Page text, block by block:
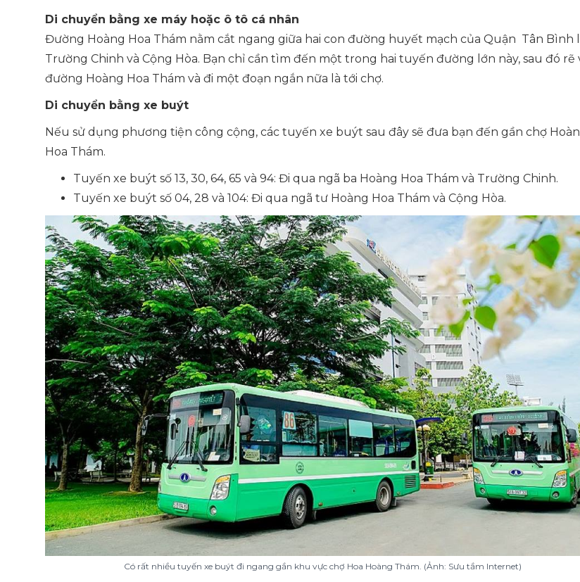
Di chuyển bằng xe máy hoặc ô tô cá nhân
Đường Hoàng Hoa Thám nằm cắt ngang giữa hai con đường huyết mạch của Quận Tân Bình
Trường Chinh và Cộng Hòa. Bạn chỉ cần tìm đến một trong hai tuyến đường lớn này, sau đó rẽ
đường Hoàng Hoa Thám và đi một đoạn ngắn nữa là tới chợ.
Di chuyển bằng xe buýt
Nếu sử dụng phương tiện công cộng, các tuyến xe buýt sau đây sẽ đưa bạn đến gần chợ
Hoa Thám.
Tuyến xe buýt số 13, 30, 64, 65 và 94: Đi qua ngã ba Hoàng Hoa Thám và Trường Chinh.
Tuyến xe buýt số 04, 28 và 104: Đi qua ngã tư Hoàng Hoa Thám và Cộng Hòa.
Có rất nhiều tuyến xe buýt đi ngang gần khu vực chợ Hoa Hoàng Thám. (Ảnh: Sưu tầm Internet)